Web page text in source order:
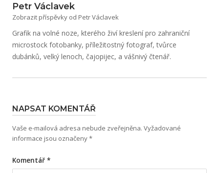
Petr Václavek
Zobrazit příspěvky od Petr Václavek
Grafik na volné noze, kterého živí kreslení pro zahraniční
microstock fotobanky, příležitostný fotograf, tvůrce
dubánků, velký lenoch, čajopijec, a vášnivý čtenář.
NAPSAT KOMENTÁŘ
Vaše e-mailová adresa nebude zveřejněna. Vyžadované
informace jsou označeny*
Komentář *